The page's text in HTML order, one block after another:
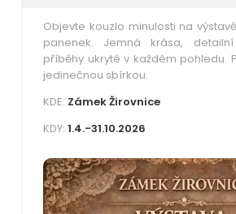
Objevte kouzlo minulosti na
panenek. Jemná krása,
příběhy ukryté v každém pohledu.
jedinečnou sbírkou.
KDE: Zámek Žirovnice
KDY: 1.4.-31.10.2026